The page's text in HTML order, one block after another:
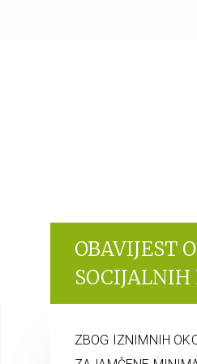
OBAVIJEST
SOCIJALNIH
ZBOG IZNIMNIH